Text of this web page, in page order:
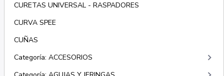
CURETAS UNIVERSAL - RASPADORES
CURVA SPEE
CUÑAS
Categoría: ACCESORIOS
keyboard_arrow_right